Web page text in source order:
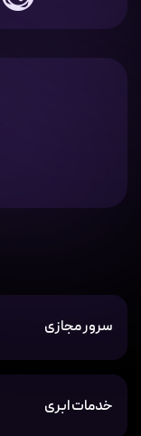
سرور مجازی
خدمات ابری